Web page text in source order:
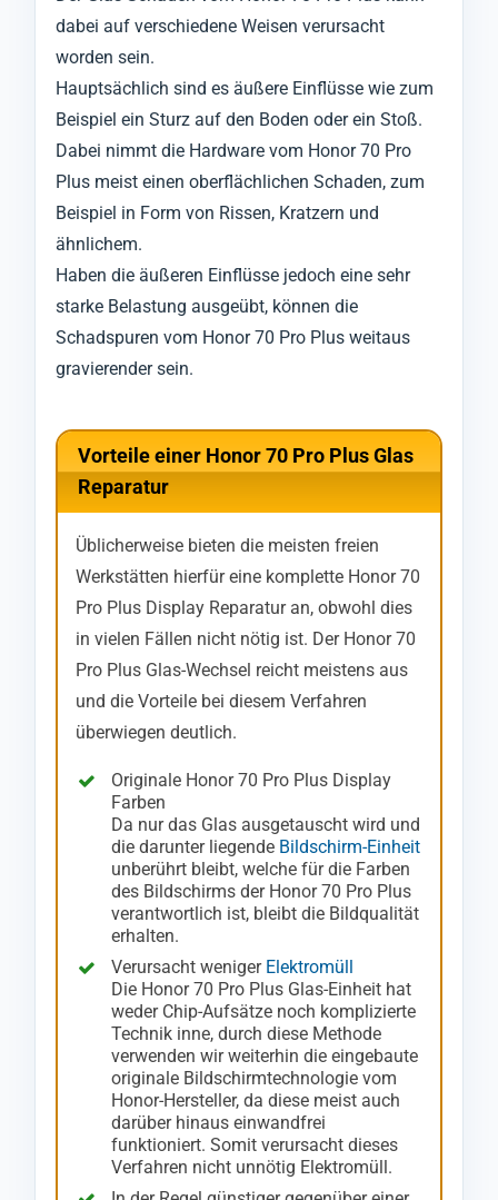
dabei auf verschiedene Weisen verursacht
worden sein.
Hauptsächlich sind es äußere Einflüsse wie zum
Beispiel ein Sturz auf den Boden oder ein Stoß.
Dabei nimmt die Hardware vom Honor 70 Pro
Plus meist einen oberflächlichen Schaden, zum
Beispiel in Form von Rissen, Kratzern und
ähnlichem.
Haben die äußeren Einflüsse jedoch eine sehr
starke Belastung ausgeübt, können die
Schadspuren vom Honor 70 Pro Plus weitaus
gravierender sein.
Vorteile einer Honor 70 Pro Plus Glas
Reparatur
Üblicherweise bieten die meisten freien
Werkstätten hierfür eine komplette Honor 70
Pro Plus Display Reparatur an, obwohl dies
in vielen Fällen nicht nötig ist. Der Honor 70
Pro Plus Glas-Wechsel reicht meistens aus
und die Vorteile bei diesem Verfahren
überwiegen deutlich.
Originale Honor 70 Pro Plus Display
Farben
Da nur das Glas ausgetauscht wird und
die darunter liegende Bildschirm-Einheit
unberührt bleibt, welche für die Farben
des Bildschirms der Honor 70 Pro Plus
verantwortlich ist, bleibt die Bildqualität
erhalten.
Verursacht weniger Elektromüll
Die Honor 70 Pro Plus Glas-Einheit hat
weder Chip-Aufsätze noch komplizierte
Technik inne, durch diese Methode
verwenden wir weiterhin die eingebaute
originale Bildschirmtechnologie vom
Honor-Hersteller, da diese meist auch
darüber hinaus einwandfrei
funktioniert. Somit verursacht dieses
Verfahren nicht unnötig Elektromüll.